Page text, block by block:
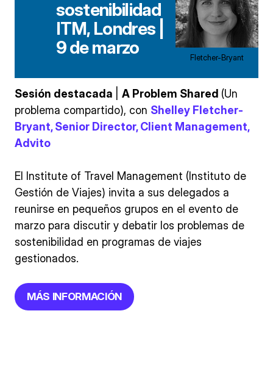
Fletcher-Bryant
sostenibilidad
ITM, Londres
9 de marzo
Sesión destacada A Problem Shared (Un
problema compartido), con Shelley Fletcher-
Bryant,Senior Director, Client Management,
Advito
El Institute of Travel Management (Instituto de
Gestión de Viajes) invita a sus delegados a
reunirse en pequeños grupos en el evento de
marzo para discutir y debatir los problemas de
sostenibilidad en programas de viajes
gestionados.
MÁS INFORMACIÓN